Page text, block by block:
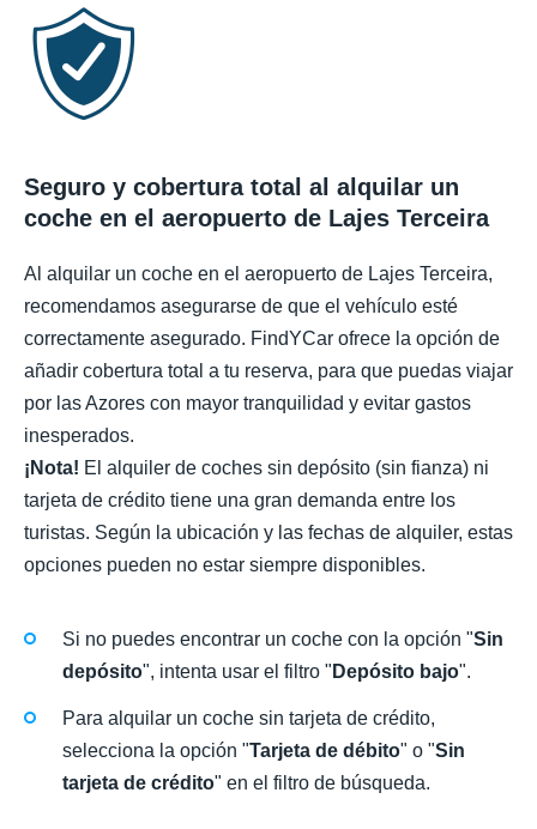
Seguro y cobertura total al alquilar un
coche en el aeropuerto de Lajes Terceira
Al alquilar un coche en el aeropuerto de Lajes Terceira,
recomendamos asegurarse de que el vehículo esté
correctamente asegurado. FindYCar ofrece la opción de
añadir cobertura total a tu reserva, para que puedas viajar
por las Azores con mayor tranquilidad y evitar gastos
inesperados.
¡Nota! El alquiler de coches sin depósito (sin fianza) ni
tarjeta de crédito tiene una gran demanda entre los
turistas. Según la ubicación y las fechas de alquiler, estas
opciones pueden no estar siempre disponibles.
Si no puedes encontrar un coche con la opción "Sin
depósito", intenta usar el filtro " Depósito bajo".
Para alquilar un coche sin tarjeta de crédito,
selecciona la opción "Tarjeta de débito" o "Sin
tarjeta de crédito" en el filtro de búsqueda.